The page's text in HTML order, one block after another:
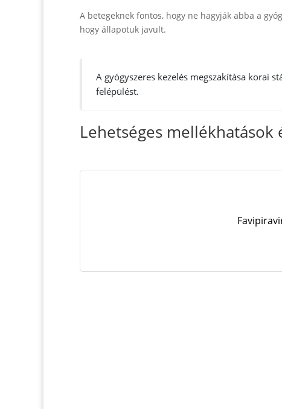
A betegeknek fontos, hogy ne hagyják abba a
hogy állapotuk javult.
A gyógyszeres kezelés megszakítása korai
felépülést.
Lehetséges mellékhatások